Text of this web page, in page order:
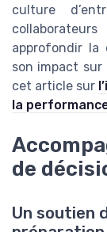
culture
approfondir la
son impact sur
cet article sur
la
de
Un soutien